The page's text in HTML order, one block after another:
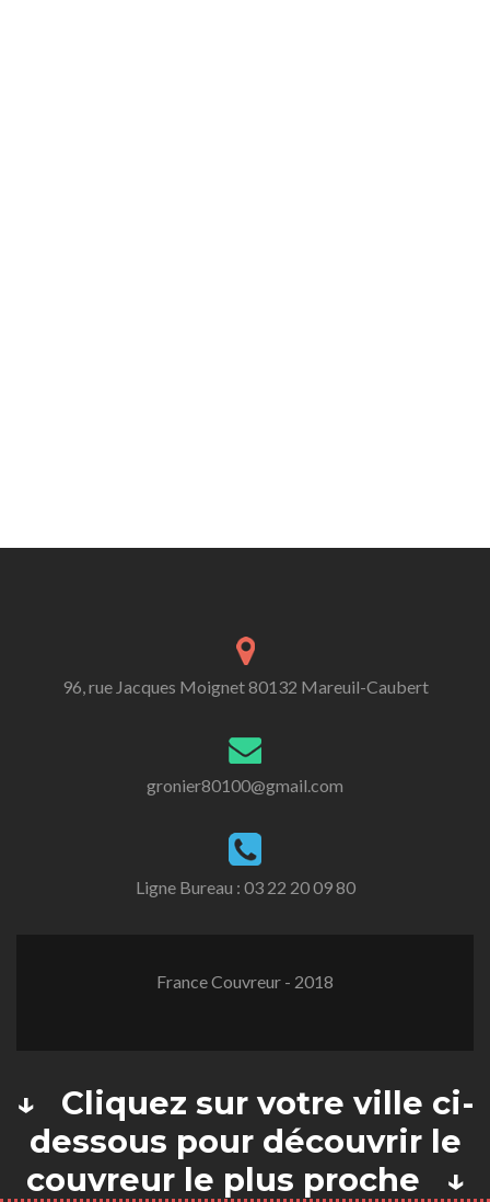
96, rue Jacques Moignet 80132 Mareuil-Caubert
gronier80100@gmail.com
Ligne Bureau : 03 22 20 09 80
France Couvreur - 2018
↓ Cliquez sur votre ville ci-
dessous pour découvrir le
couvreur le plus proche ↓